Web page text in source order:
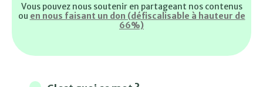
Vous pouvez nous soutenir en partageant nos contenus
ou en nous faisant un don (défiscalisable à hauteur de
66%)